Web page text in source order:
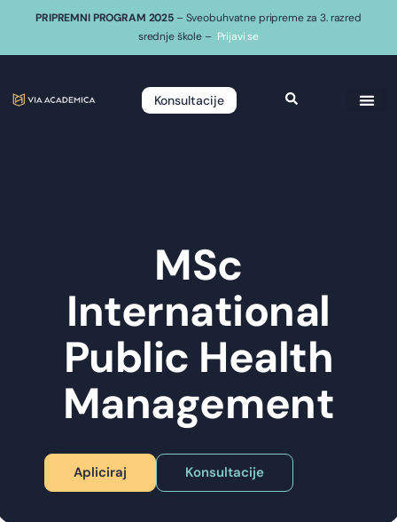
PRIPREMNI PROGRAM 2025 – Sveobuhvatne pripreme za 3. razred
srednje škole – Prijavi se
Konsultacije
MSc
International
Public Health
Management
Apliciraj Konsultacije